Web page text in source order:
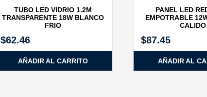
TUBO LED VIDRIO 1.2M
TRANSPARENTE 18W BLANCO
FRIO
$62.46
AÑADIR AL CARRITO
PANEL LED
EMPOTRABLE
CALIDO
$87.45
AÑADIR AL